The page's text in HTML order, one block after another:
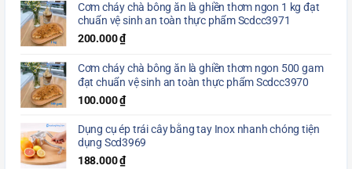
Cơm cháy chà bông ăn là ghiền thơm ngon 1 kg đạt
chuẩn vệ sinh an toàn thực phẩm Scdcc3971
200.000₫
Cơm cháy chà bông ăn là ghiền thơm ngon 500 gam
đạt chuẩn vệ sinh an toàn thực phẩm Scdcc3970
100.000₫
Dụng cụ ép trái cây bằng tay Inox nhanh chóng tiện
dụng Scd3969
188.000₫